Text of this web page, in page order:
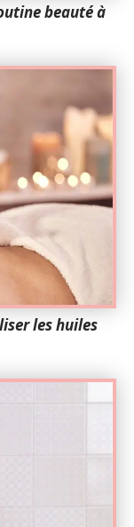
beauté à
les huiles